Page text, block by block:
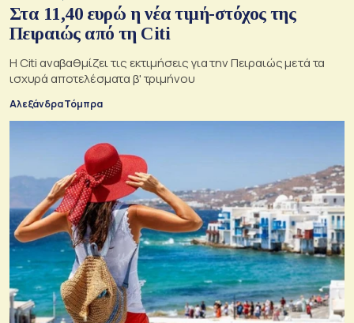
Στα 11,40 ευρώ η νέα τιμή-στόχος της
Πειραιώς από τη Citi
Η Citi αναβαθμίζει τις εκτιμήσεις για την Πειραιώς μετά τα
ισχυρά αποτελέσματα β' τριμήνου
Αλεξάνδρα Τόμπρα